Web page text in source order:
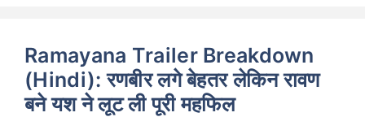
Ramayana Trailer Breakdown
(Hindi): रणबीर लगे बेहतर लेकिन रावण
बने यश ने लूट ली पूरी महफिल